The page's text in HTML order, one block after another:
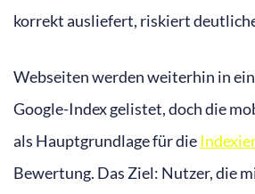
korrekt ausliefert, riskiert
Webseiten werden weiterhin in
Google-Index gelistet, doch die
als Hauptgrundlage für die
Bewertung. Das Ziel: Nutzer, die